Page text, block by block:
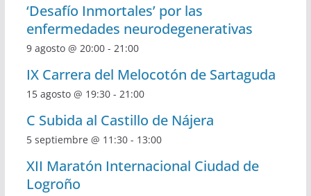
‘Desafío Inmortales’ por las
enfermedades neurodegenerativas
9 agosto @ 20:00- 21:00
IX Carrera del Melocotón de Sartaguda
15 agosto @ 19:30- 21:00
C Subida al Castillo de Nájera
5 septiembre @ 11:30- 13:00
XII Maratón Internacional Ciudad de
Logroño